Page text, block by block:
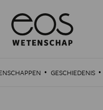
· GESCHIEDENIS ·